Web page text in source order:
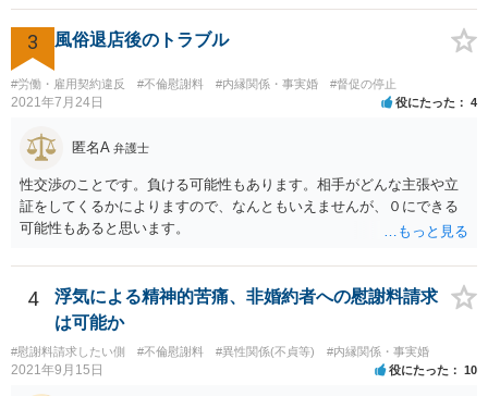
によっても追加での請求については変わってくるかと思われます。 ま
た、請求する金額によっては、相手方の判断として、それで全て終わ
るのであれば払っておしまいにする、という考え方もあり得ます。
3 風俗退店後のトラブル
#労働・雇用契約違反 #不倫慰謝料 #内縁関係・事実婚 #督促の停止
2021年7月24日 役にたった 4
匿名A 弁護士
性交渉のことです。負ける可能性もあります。相手がどんな主張や立
証をしてくるかによりますので、なんともいえませんが、０にできる
可能性もあると思います。
4
浮気による精神的苦痛、非婚約者への慰謝料請求
は可能か
#慰謝料請求したい側 #不倫慰謝料 #異性関係(不貞等) #内縁関係・事実婚
2021年9月15日 役にたった 10